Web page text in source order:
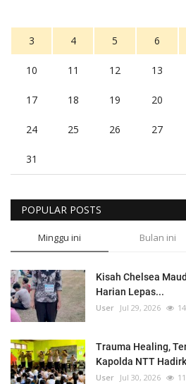
3 4 5 6
10 11 12 13
17 18 19 20
24 25 26 27
31
POPULAR POSTS
Minggu ini Bulan ini
Kisah Chelsea
Harian Lepas...
User Jul 29, 2026
Trauma Healing,
Kapolda NTT
User Jul 30, 2026